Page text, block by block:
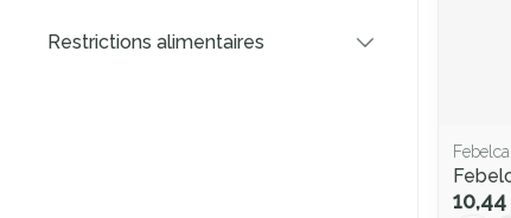
Restrictions alimentaires